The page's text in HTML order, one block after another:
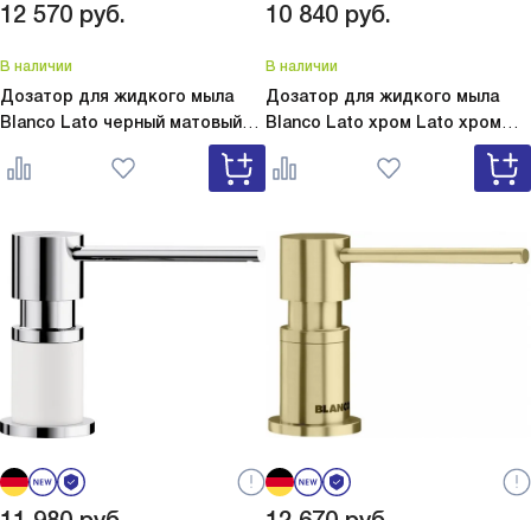
12 570 руб.
В наличии
Дозатор для жидкого мыла
Blanco Lato черный матовый
Lato черный матовый 525789
10 840 руб.
В наличии
Дозатор для жидкого мыла
Blanco Lato хром Lato хром